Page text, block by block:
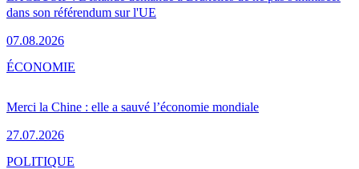
dans son référendum sur l'UE
07.08.2026
Merci la Chine : elle a sauvé l’économie mondiale
27.07.2026
ÉCONOMIE
POLITIQUE